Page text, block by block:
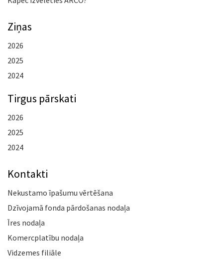
Ziņas
2026
2025
2024
Tirgus pārskati
2026
2025
2024
Kontakti
Nekustamo īpašumu vērtēšana
Dzīvojamā fonda pārdošanas nodaļa
Īres nodaļa
Komercplatību nodaļa
Vidzemes filiāle